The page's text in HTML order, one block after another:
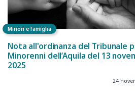
Minori e famiglia
Nota all'ordinanza del Tribunale
Minorenni dell’Aquila del 13
2025
24